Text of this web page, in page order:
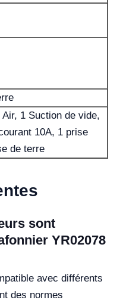
1 Suction de vide,
10A, 1 prise
de terre
sont
YR02078
avec différents
des normes